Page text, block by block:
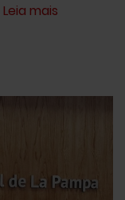
Leia mais